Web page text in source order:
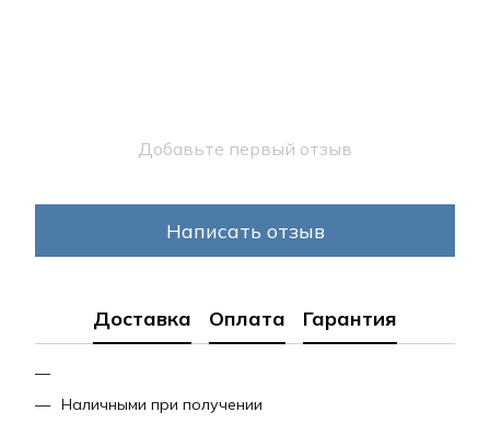
Добавьте первый отзыв
Написать отзыв
Доставка Оплата Гарантия
Наличными при получении